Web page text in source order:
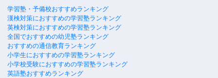
学習塾・予備校おすすめランキング
漢検対策におすすめの学習塾ランキング
英検対策におすすめの学習塾ランキング
全国でおすすめの幼児塾ランキング
おすすめの通信教育ランキング
小学生におすすめの学習塾ランキング
小学校受験におすすめの学習塾ランキング
英語塾おすすめランキング